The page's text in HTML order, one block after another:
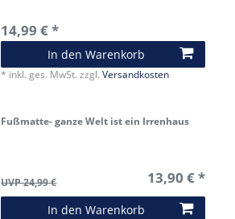
14,99 € *
In den Warenkorb
* inkl. ges. MwSt. zzgl.Versandkosten
Fußmatte- ganze Welt ist ein Irrenhaus
UVP 24,99 € 13,90 € *
In den Warenkorb